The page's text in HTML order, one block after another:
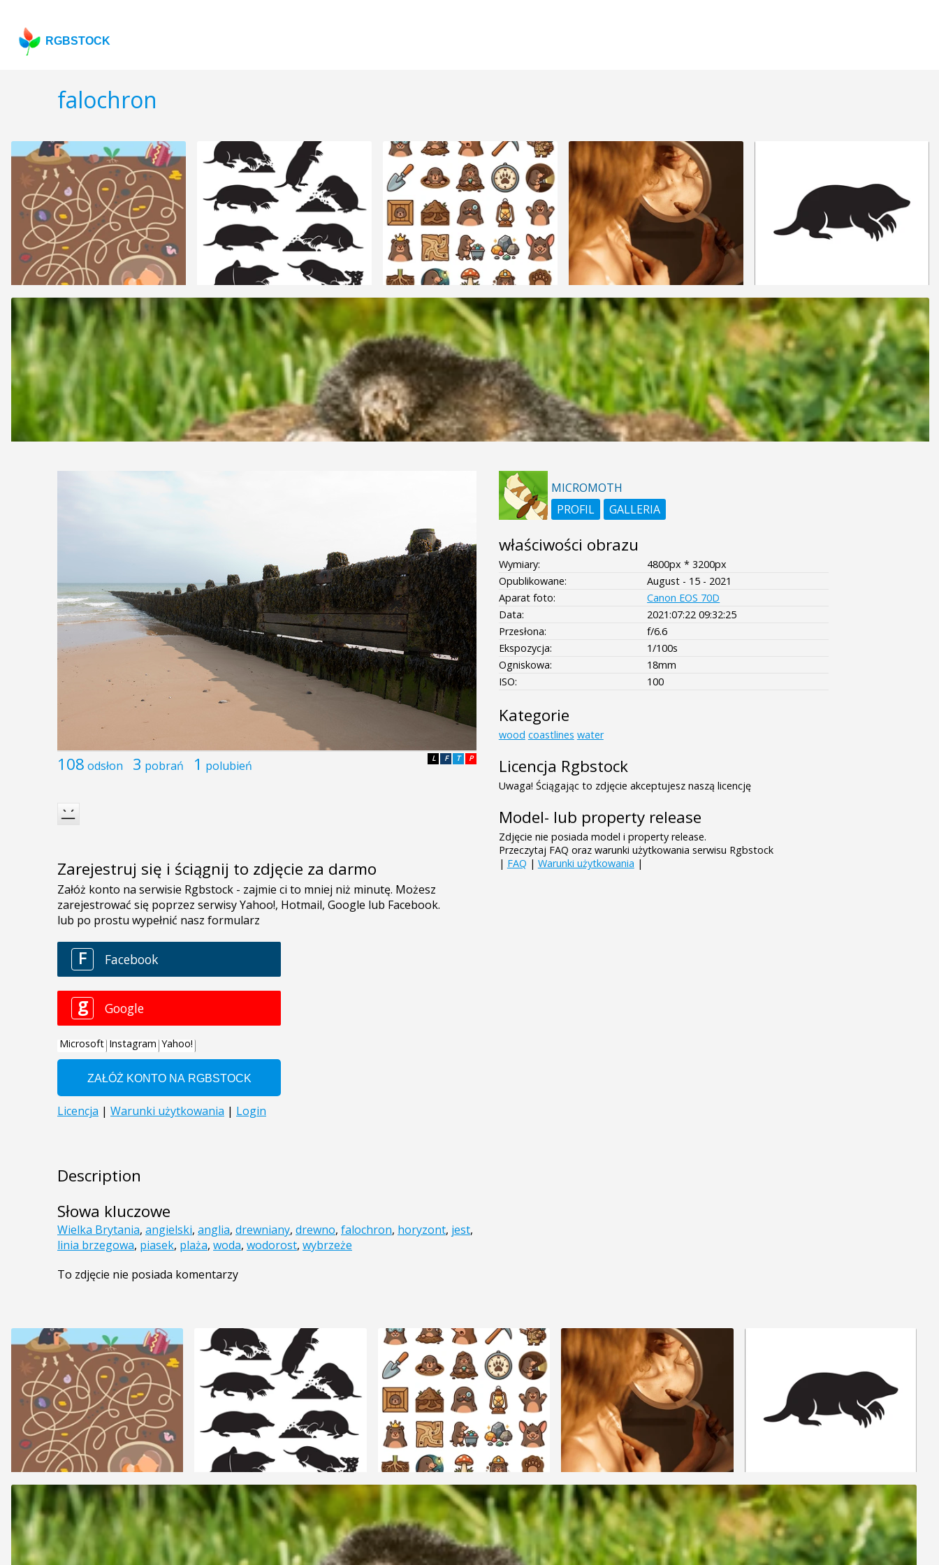
RGBSTOCK
falochron
108 odsłon 3 pobrań 1 polubień P
T
F
L
Zarejestruj się i ściągnij to zdjęcie za darmo
Description
Słowa kluczowe
Wielka Brytania, angielski, anglia, drewniany, drewno, falochron, horyzont, jest,
linia brzegowa, piasek, plaża, woda, wodorost, wybrzeże
To zdjęcie nie posiada komentarzy
MICROMOTH
PROFIL
GALLERIA
właściwości obrazu
Wymiary:
4800px * 3200px
Opublikowane:
August - 15 - 2021
Aparat foto:
Canon EOS 70D
Data:
2021:07:22 09:32:25
Przesłona:
f/6.6
Ekspozycja:
1/100s
Ogniskowa:
18mm
ISO:
100
Kategorie
wood coastlines water
Licencja Rgbstock
Uwaga! Ściągając to zdjęcie akceptujesz naszą licencję
Model- lub property release
Zdjęcie nie posiada model i property release.
Przeczytaj FAQ oraz warunki użytkowania serwisu Rgbstock
| FAQ | Warunki użytkowania |